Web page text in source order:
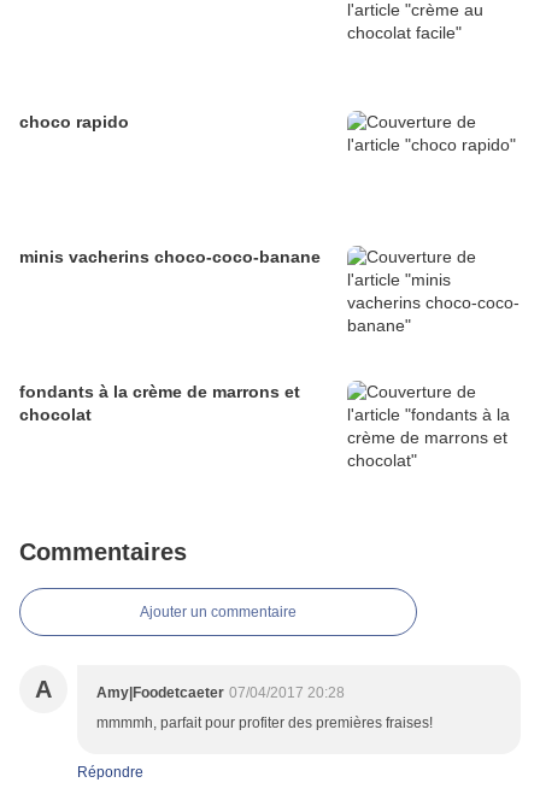
choco rapido
minis vacherins choco-coco-banane
fondants à la crème de marrons et
chocolat
Commentaires
Ajouter un commentaire
A Amy|Foodetcaeter 07/04/2017 20:28
mmmmh, parfait pour profiter des premières fraises!
Répondre